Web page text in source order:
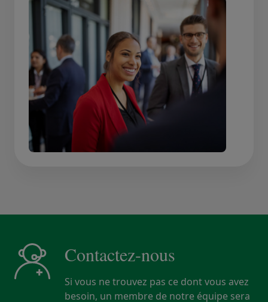
Contactez-nous
Si vous ne trouvez pas ce dont vous avez
besoin, un membre de notre équipe sera